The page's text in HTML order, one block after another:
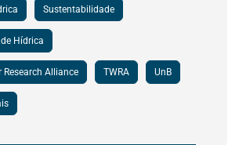
Sustentabilidade
Hídrica
Research Alliance TWRA UnB